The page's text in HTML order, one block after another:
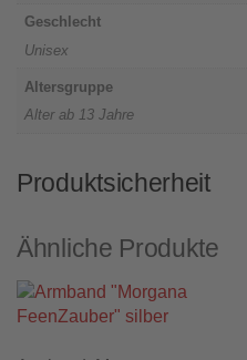
Geschlecht
Unisex
Altersgruppe
Alter ab 13 Jahre
Produktsicherheit
Ähnliche Produkte